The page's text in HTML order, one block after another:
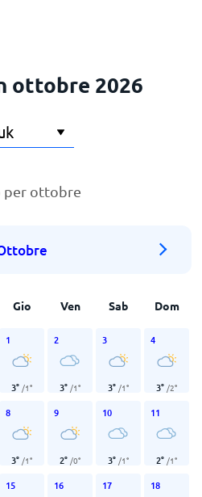
ottobre 2026
per ottobre
Gio Ven Sab Dom
1
3° /1°
2
3° /1°
3
3° /1°
4
3° /2°
8
3° /1°
9
2° /0°
10
3° /1°
11
2° /1°
15 16 17 18